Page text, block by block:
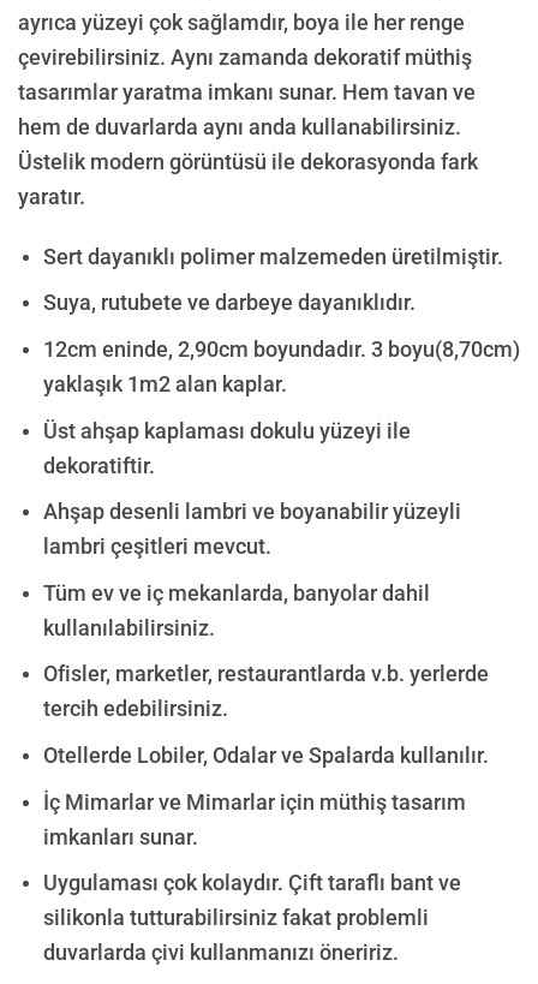
ayrıca yüzeyi çok sağlamdır, boya ile her renge
çevirebilirsiniz. Aynı zamanda dekoratif müthiş
tasarımlar yaratma imkanı sunar. Hem tavan ve
hem de duvarlarda aynı anda kullanabilirsiniz.
Üstelik modern görüntüsü ile dekorasyonda fark
yaratır.
Sert dayanıklı polimer malzemeden üretilmiştir.
Suya, rutubete ve darbeye dayanıklıdır.
12cm eninde, 2,90cm boyundadır. 3 boyu(8,70cm)
yaklaşık 1m2 alan kaplar.
Üst ahşap kaplaması dokulu yüzeyi ile
dekoratiftir.
Ahşap desenli lambri ve boyanabilir yüzeyli
lambri çeşitleri mevcut.
Tüm ev ve iç mekanlarda, banyolar dahil
kullanılabilirsiniz.
Ofisler, marketler, restaurantlarda v.b. yerlerde
tercih edebilirsiniz.
Otellerde Lobiler, Odalar ve Spalarda kullanılır.
İç Mimarlar ve Mimarlar için müthiş tasarım
imkanları sunar.
Uygulaması çok kolaydır. Çift taraflı bant ve
silikonla tutturabilirsiniz fakat problemli
duvarlarda çivi kullanmanızı öneririz.